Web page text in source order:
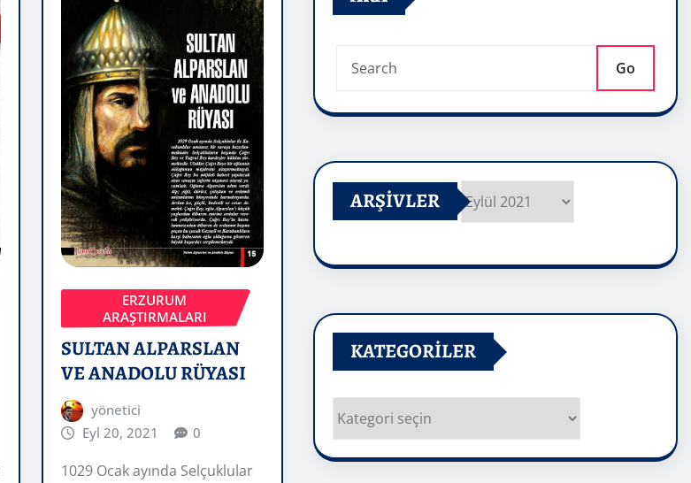
ERZURUM
ARAŞTIRMALARI
SULTAN ALPARSLAN
VE ANADOLU RÜYASI
yönetici
Eyl 20, 2021
0
1029 Ocak ayında Selçuklular
Go
ARŞIVLER
KATEGORILER
Kategoriler